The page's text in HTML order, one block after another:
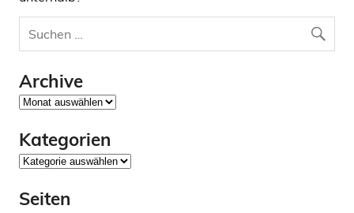
Archive
Archive
Kategorien
Kategorien
Seiten